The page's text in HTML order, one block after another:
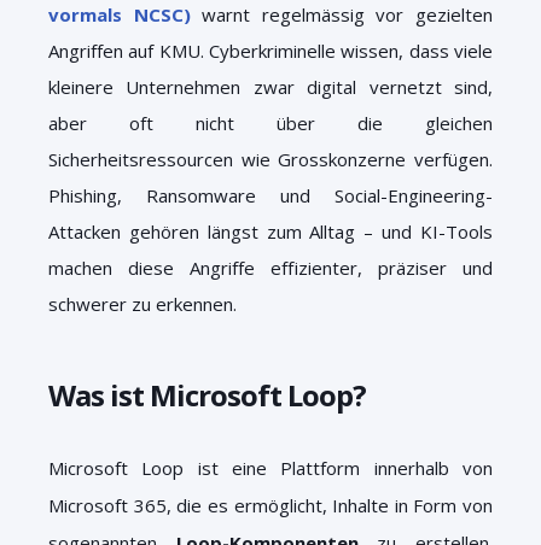
vormals NCSC)warnt regelmässig vor gezielten
Angriffen auf KMU. Cyberkriminelle wissen, dass viele
kleinere Unternehmen zwar digital vernetzt sind,
aber oft nicht über die gleichen
Sicherheitsressourcen wie Grosskonzerne verfügen.
Phishing, Ransomware und Social-Engineering-
Attacken gehören längst zum Alltag – und KI-Tools
machen diese Angriffe effizienter, präziser und
schwerer zu erkennen.
Was ist Microsoft Loop?
Microsoft Loop ist eine Plattform innerhalb von
Microsoft 365, die es ermöglicht, Inhalte in Form von